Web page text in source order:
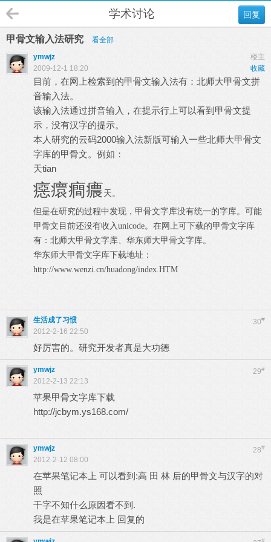
回复
学术讨论
甲骨文输入法研究
看全部
楼主
ymwjz
收藏
2009-12-1 18:20
目前，在网上检索到的甲骨文输入法有：北师大甲骨文拼
音输入法。
该输入法通过拼音输入，在提示行上可以看到甲骨文提
示，没有汉字的提示。
本人研究的云码2000输入法新版可输入一些北师大甲骨文
字库的甲骨文。例如：
天tian
癋癏癎癑天。
但是在研究的过程中发现，甲骨文字库没有统一的字库。可能
甲骨文目前还没有收入unicode。在网上可下载的甲骨文字库
有：北师大甲骨文字库、华东师大甲骨文字库。
华东师大甲骨文字库下载地址：
http://www.wenzi.cn/huadong/index.HTM
30#
生活成了习惯
2012-2-16 22:50
好厉害的。研究开发者真是大功德
29#
ymwjz
2012-2-13 22:13
苹果甲骨文字库下载
http://jcbym.ys168.com/
28#
ymwjz
2012-2-12 08:00
在苹果笔记本上 可以看到:高 田 林 后的甲骨文与汉字的对
照
干字不知什么原因看不到.
我是在苹果笔记本上 回复的
#